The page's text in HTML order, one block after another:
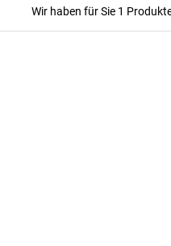
Wir haben für Sie 1